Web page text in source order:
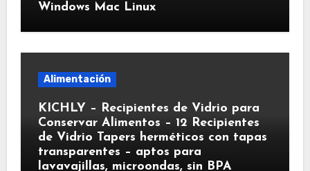
Windows Mac Linux
Alimentación
KICHLY – Recipientes de Vidrio para
Conservar Alimentos – 12 Recipientes
de Vidrio Tapers herméticos con tapas
transparentes – aptos para
lavavajillas, microondas, sin BPA